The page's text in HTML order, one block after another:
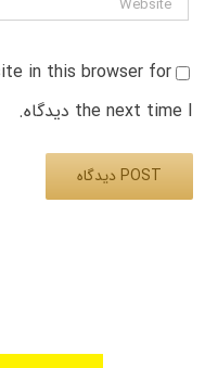
in this browser for
the next time I دیدگاه.